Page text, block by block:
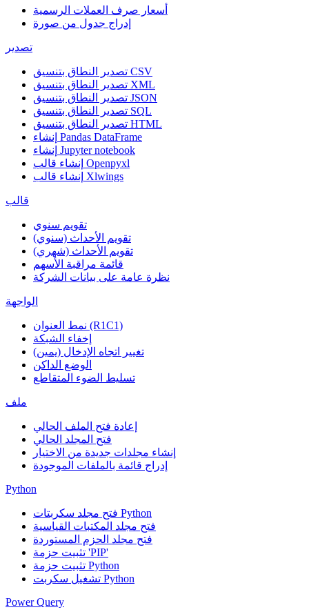
أسعار صرف العملات الرسمية
إدراج جدول من صورة
تصدير
تصدير النطاق بتنسيق CSV
تصدير النطاق بتنسيق XML
تصدير النطاق بتنسيق JSON
تصدير النطاق بتنسيق SQL
تصدير النطاق بتنسيق HTML
إنشاء Pandas DataFrame
إنشاء Jupyter notebook
إنشاء قالب Openpyxl
إنشاء قالب Xlwings
قالب
تقويم سنوي
تقويم الأحداث (سنوي)
تقويم الأحداث (شهري)
قائمة مراقبة الأسهم
نظرة عامة على بيانات الشركة
الواجهة
نمط العنوان (R1C1)
إخفاء الشبكة
تغيير اتجاه الإدخال (يمين)
الوضع الداكن
تسليط الضوء المتقاطع
ملف
إعادة فتح الملف الحالي
فتح المجلد الحالي
إنشاء مجلدات جديدة من الاختيار
إدراج قائمة بالملفات الموجودة
Python
فتح مجلد سكربتات Python
فتح مجلد المكتبات القياسية
فتح مجلد الحزم المستوردة
تثبيت حزمة 'PIP'
تثبيت حزمة Python
تشغيل سكربت Python
Power Query